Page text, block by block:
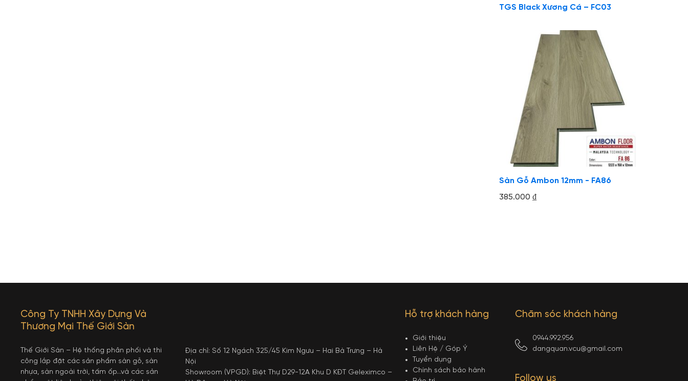
TGS Black Xương Cá – FC03
Sàn Gỗ Ambon 12mm - FA86
385.000 ₫
Công Ty TNHH Xây Dựng Và
Thương Mại Thế Giới Sàn
Thế Giới Sàn – Hệ thống phân phối và thi
công lắp đặt các sản phẩm sàn gỗ, sàn
nhựa, sàn ngoài trời, tấm ốp…và các sản
Địa chỉ: Số 12 Ngách 325/45 Kim Ngưu – Hai Bà Trưng – Hà
Nội
Showroom (VPGD): Biệt Thự D29-12A Khu D KĐT Geleximco –
Hỗ trợ khách hàng
Giới thiệu
Liên Hệ / Góp Ý
Tuyển dụng
Chính sách bảo hành
Chăm sóc khách hàng
0944.992.956
dangquan.vcu@gmail.com
Follow us